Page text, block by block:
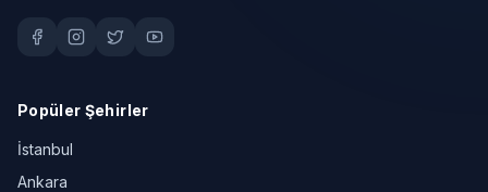
Popüler Şehirler
İstanbul
Ankara